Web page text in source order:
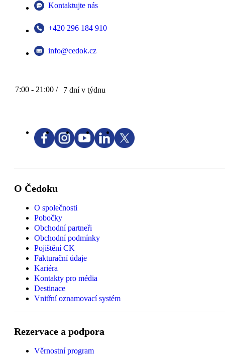
Kontaktujte nás
+420 296 184 910
info@cedok.cz
7:00 - 21:00 / 7 dní v týdnu
O Čedoku
O společnosti
Pobočky
Obchodní partneři
Obchodní podmínky
Pojištění CK
Fakturační údaje
Kariéra
Kontakty pro média
Destinace
Vnitřní oznamovací systém
Rezervace a podpora
Věrnostní program